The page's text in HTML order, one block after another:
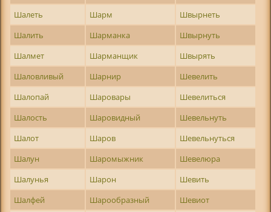
Шалеть
Шарм
Швырнеть
Шалить
Шарманка
Швырнуть
Шалмет
Шарманщик
Швырять
Шаловливый
Шарнир
Шевелить
Шалопай
Шаровары
Шевелиться
Шалость
Шаровидный
Шевельнуть
Шалот
Шаров
Шевельнуться
Шалун
Шаромыжник
Шевелюра
Шалунья
Шарон
Шевить
Шалфей
Шарообразный
Шевиот